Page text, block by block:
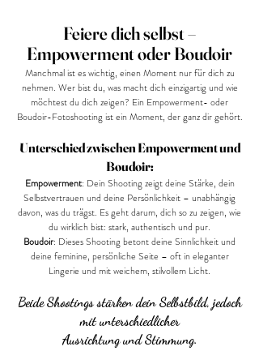
Feiere dich selbst –
Empowerment oder Boudoir
Manchmal ist es wichtig, einen Moment nur für dich zu
nehmen. Wer bist du, was macht dich einzigartig und wie
möchtest du dich zeigen? Ein Empowerment- oder
Boudoir-Fotoshooting ist ein Moment, der ganz dir gehört.
Unterschied zwischen Empowerment und
Boudoir:
Empowerment: Dein Shooting zeigt deine Stärke, dein
Selbstvertrauen und deine Persönlichkeit – unabhängig
davon, was du trägst. Es geht darum, dich so zu zeigen, wie
du wirklich bist: stark, authentisch und pur.
Boudoir: Dieses Shooting betont deine Sinnlichkeit und
deine feminine, persönliche Seite – oft in eleganter
Lingerie und mit weichem, stilvollem Licht.
Beide Shootings stärken dein Selbstbild, jedoch
mit unterschiedlicher
Ausrichtungund Stimmung.